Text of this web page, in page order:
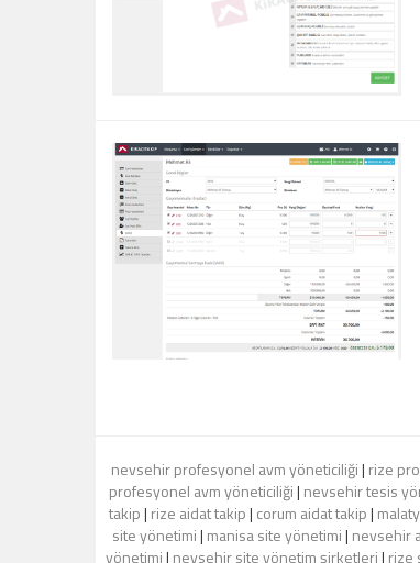
nevsehir profesyonel avm yöneticiliği| rize
profesyonel avm yöneticiliği| nevsehir tesis
takip| rize aidat takip| corum aidat takip|
site yönetimi| manisa site yönetimi| nevsehir
yönetimi| nevsehir site yönetim şirketleri| rize